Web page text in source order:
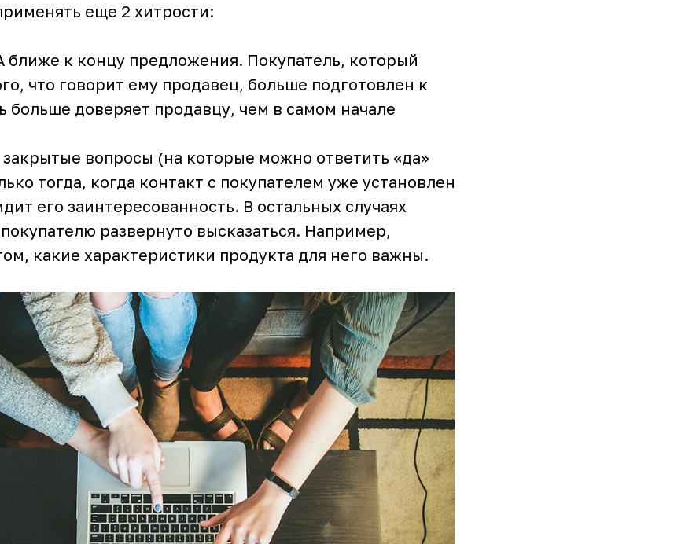
еще 2 хитрости:
ближе к концу предложения. Покупатель, который
что говорит ему продавец, больше подготовлен к
больше доверяет продавцу, чем в самом начале
закрытые вопросы (на которые можно ответить «да»
тогда, когда контакт с покупателем уже установлен
его заинтересованность. В остальных случаях
развернуто высказаться. Например,
какие характеристики продукта для него важны.